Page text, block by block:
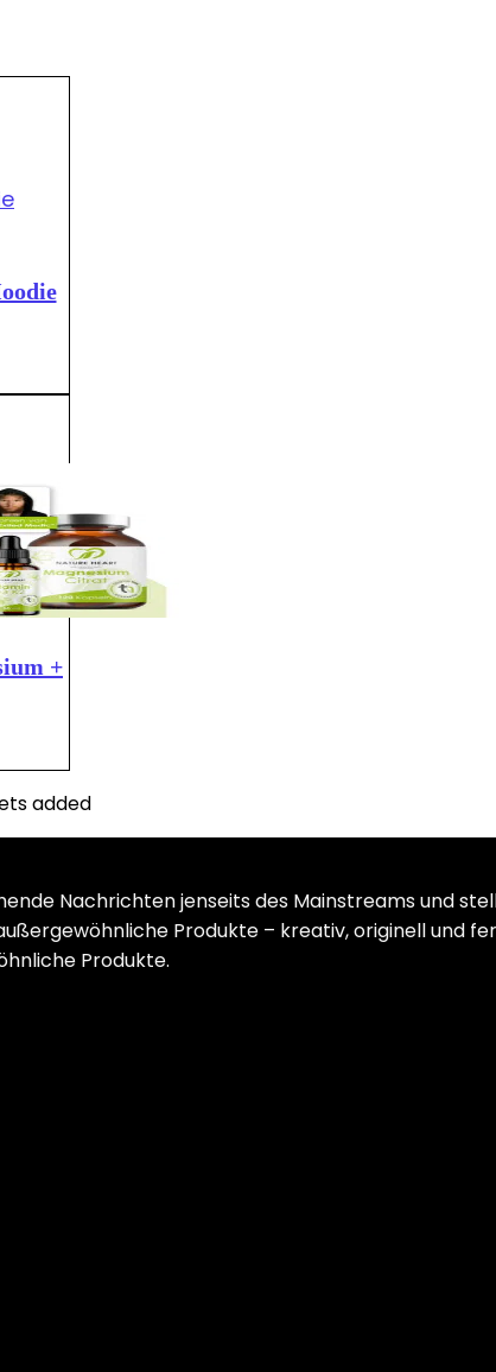
+
added
Nachrichten jenseits des Mainstreams und
Produkte – kreativ, originell und
Produkte.